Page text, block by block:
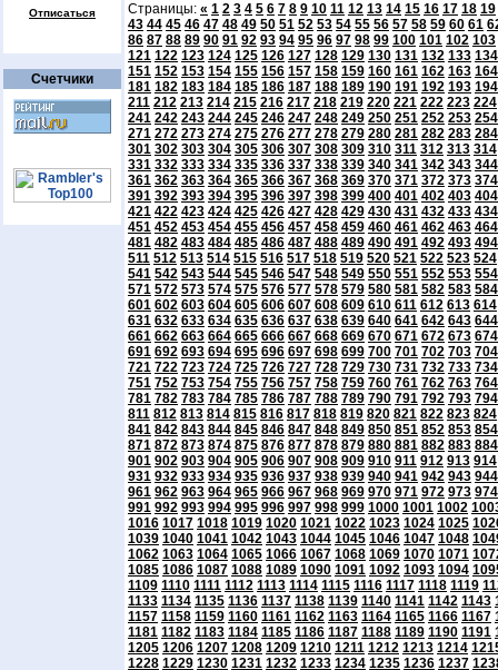
Отписаться
Счетчики
Страницы: « 1 2 3 4 5 6 7 8 9 10 11 12 13 14 15 16 17 18 19
43 44 45 46 47 48 49 50 51 52 53 54 55 56 57 58 59 60 61
86 87 88 89 90 91 92 93 94 95 96 97 98 99 100 101 102 103
121 122 123 124 125 126 127 128 129 130 131 132 133 134
151 152 153 154 155 156 157 158 159 160 161 162 163 164
181 182 183 184 185 186 187 188 189 190 191 192 193 194
211 212 213 214 215 216 217 218 219 220 221 222 223 224
241 242 243 244 245 246 247 248 249 250 251 252 253 254
271 272 273 274 275 276 277 278 279 280 281 282 283 284
301 302 303 304 305 306 307 308 309 310 311 312 313 314
331 332 333 334 335 336 337 338 339 340 341 342 343 344
361 362 363 364 365 366 367 368 369 370 371 372 373 374
391 392 393 394 395 396 397 398 399 400 401 402 403 404
421 422 423 424 425 426 427 428 429 430 431 432 433 434
451 452 453 454 455 456 457 458 459 460 461 462 463 464
481 482 483 484 485 486 487 488 489 490 491 492 493 494
511 512 513 514 515 516 517 518 519 520 521 522 523 524
541 542 543 544 545 546 547 548 549 550 551 552 553 554
571 572 573 574 575 576 577 578 579 580 581 582 583 584
601 602 603 604 605 606 607 608 609 610 611 612 613 614
631 632 633 634 635 636 637 638 639 640 641 642 643 644
661 662 663 664 665 666 667 668 669 670 671 672 673 674
691 692 693 694 695 696 697 698 699 700 701 702 703 704
721 722 723 724 725 726 727 728 729 730 731 732 733 734
751 752 753 754 755 756 757 758 759 760 761 762 763 764
781 782 783 784 785 786 787 788 789 790 791 792 793 794
811 812 813 814 815 816 817 818 819 820 821 822 823 824
841 842 843 844 845 846 847 848 849 850 851 852 853 854
871 872 873 874 875 876 877 878 879 880 881 882 883 884
901 902 903 904 905 906 907 908 909 910 911 912 913 914
931 932 933 934 935 936 937 938 939 940 941 942 943 944
961 962 963 964 965 966 967 968 969 970 971 972 973 974
991 992 993 994 995 996 997 998 999 1000 1001 1002
1016 1017 1018 1019 1020 1021 1022 1023 1024 1025
1039 1040 1041 1042 1043 1044 1045 1046 1047 1048
1062 1063 1064 1065 1066 1067 1068 1069 1070 1071
1085 1086 1087 1088 1089 1090 1091 1092 1093 1094
1109 1110 1111 1112 1113 1114 1115 1116 1117 1118 1119
1133 1134 1135 1136 1137 1138 1139 1140 1141 1142 1143
1157 1158 1159 1160 1161 1162 1163 1164 1165 1166 1167
1181 1182 1183 1184 1185 1186 1187 1188 1189 1190 1191
1205 1206 1207 1208 1209 1210 1211 1212 1213 1214
1228 1229 1230 1231 1232 1233 1234 1235 1236 1237